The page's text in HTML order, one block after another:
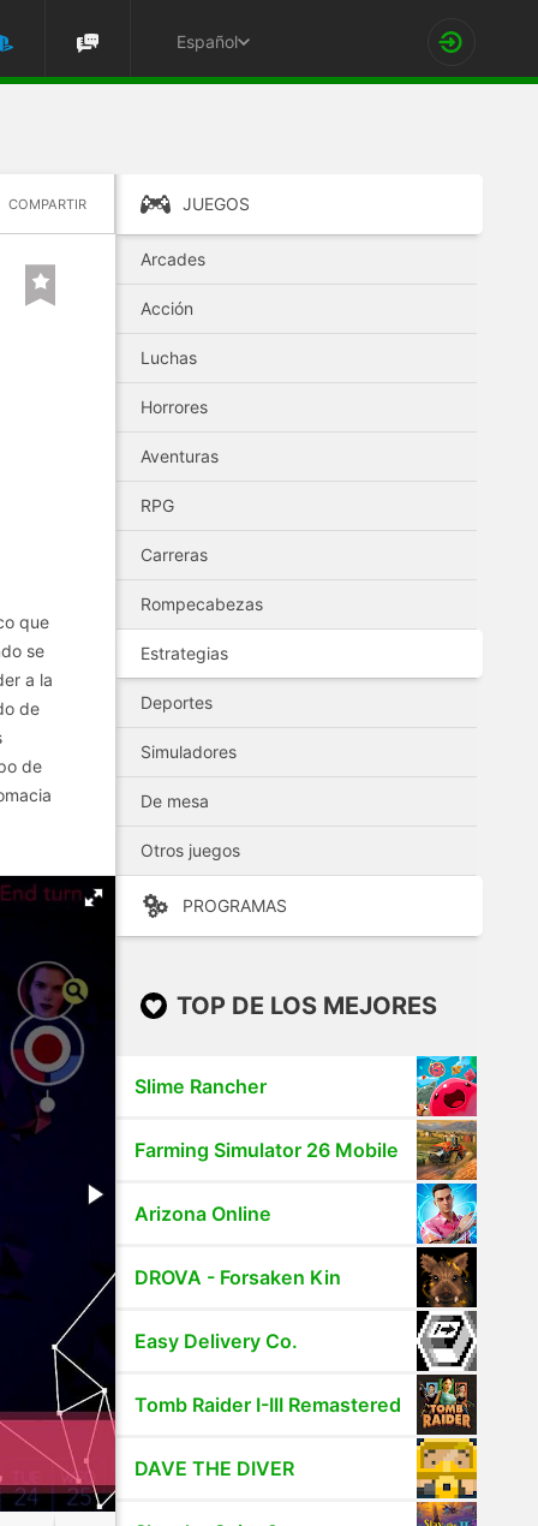
Español
COMPARTIR
que
se
a la
de
de
JUEGOS
Arcades
Acción
Luchas
Horrores
Aventuras
RPG
Carreras
Rompecabezas
Estrategias
Deportes
Simuladores
De mesa
Otros juegos
PROGRAMAS
TOP DE LOS MEJORES
Slime Rancher
Farming Simulator 26 Mobile
Arizona Online
DROVA - Forsaken Kin
Easy Delivery Co.
Tomb Raider I-III Remastered
DAVE THE DIVER